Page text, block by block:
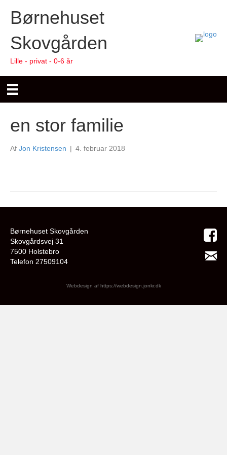
Børnehuset
Skovgården
Lille - privat - 0-6 år
en stor familie
Af Jon Kristensen | 4. februar 2018
Børnehuset Skovgården
Skovgårdsvej 31
7500 Holstebro
Telefon 27509104
Webdesign af https://webdesign.jonkr.dk